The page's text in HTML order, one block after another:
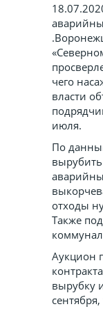
чего
власти
июля.
По
отходы
Также
Аукцион
вырубку